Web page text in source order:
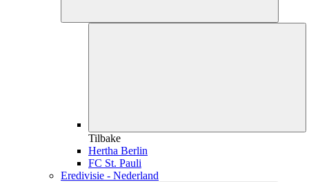
Tilbake
Hertha Berlin
FC St. Pauli
Eredivisie - Nederland